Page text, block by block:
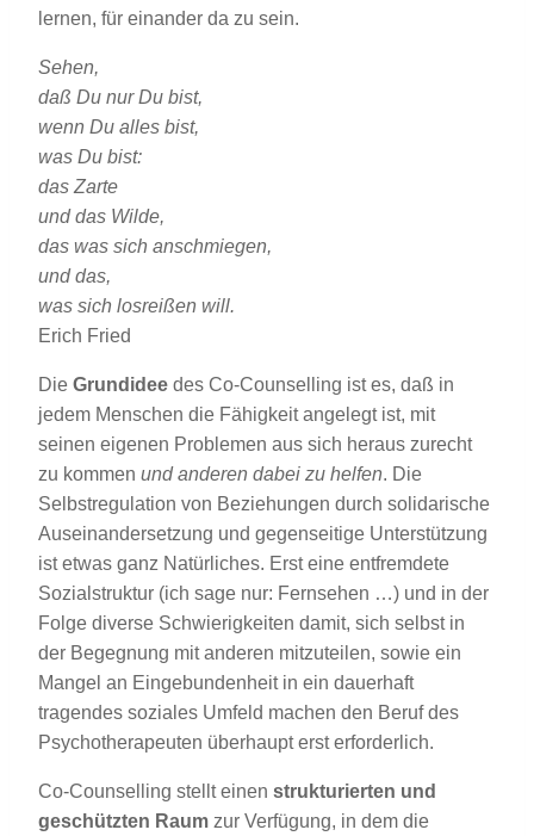
lernen, für einander da zu sein.
Sehen,
daß Du nur Du bist,
wenn Du alles bist,
was Du bist:
das Zarte
und das Wilde,
das was sich anschmiegen,
und das,
was sich losreißen will.
Erich Fried
Die Grundidee des Co-Counselling ist es, daß in
jedem Menschen die Fähigkeit angelegt ist, mit
seinen eigenen Problemen aus sich heraus zurecht
zu kommen und anderen dabei zu helfen. Die
Selbstregulation von Beziehungen durch solidarische
Auseinandersetzung und gegenseitige Unterstützung
ist etwas ganz Natürliches. Erst eine entfremdete
Sozialstruktur (ich sage nur: Fernsehen …) und in der
Folge diverse Schwierigkeiten damit, sich selbst in
der Begegnung mit anderen mitzuteilen, sowie ein
Mangel an Eingebundenheit in ein dauerhaft
tragendes soziales Umfeld machen den Beruf des
Psychotherapeuten überhaupt erst erforderlich.
Co-Counselling stellt einen strukturierten und
geschützten Raum zur Verfügung, in dem die